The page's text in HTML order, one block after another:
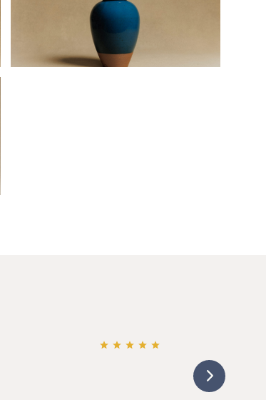
Nous remercions sincèrement Frédéric pour son
sans faille , dans l’organisation des obsèques de notre